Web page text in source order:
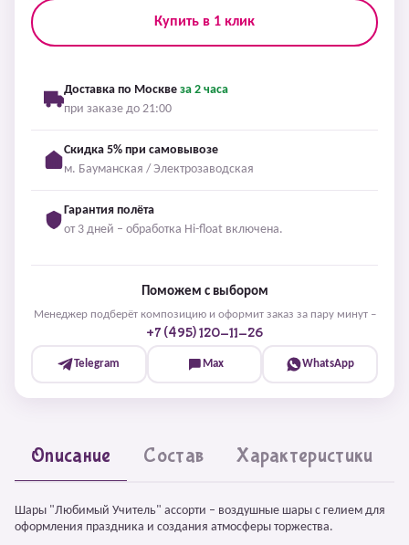
Купить в 1 клик
Доставка по Москве за 2 часа
при заказе до 21:00
Скидка 5% при самовывозе
м. Бауманская / Электрозаводская
Гарантия полёта
от 3 дней – обработка Hi-float включена.
Поможем с выбором
Менеджер подберёт композицию и оформит заказ за пару минут –
+7 (495) 120-11-26
Telegram Max WhatsApp
Описание Состав Характеристики
Шары "Любимый Учитель" ассорти – воздушные шары с гелием для
оформления праздника и создания атмосферы торжества.